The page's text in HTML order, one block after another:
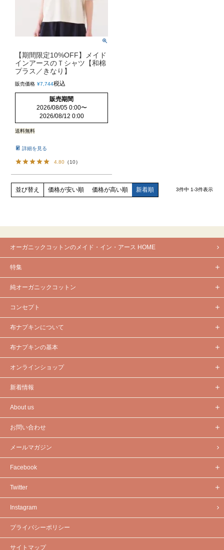
【期間限定10%OFF】メイド
インアースのＴシャツ【和棉
プラス／きなり】
販売価格 ¥7,744税込
販売期間
2026/08/05 0:00〜
2026/08/12 0:00
送料無料
詳細を見る
4.80 （10）
並び替え 価格が安い順 価格が高い順 新着順 3件中 1-3件表示
オーガニックコットンのメイド・イン・アース HOME
特集
純オーガニックコットン
コンセプト
布ナプキンについて
布ナプキンの基本
オンラインショップ
新着情報
About us
お問い合わせ
メールマガジン
Facebook
Twitter
Instagram
プライバシーポリシー
サイトマップ